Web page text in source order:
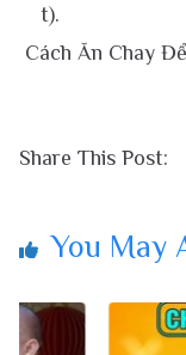
t).
Cách Ăn Chay
Share This Post:
You May